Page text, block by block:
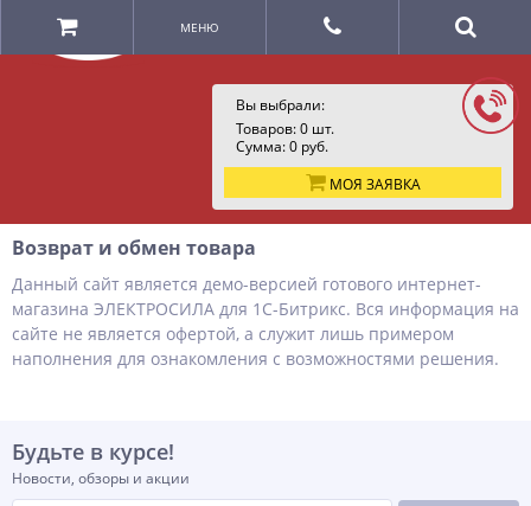
Вы выбрали:
Товаров:0 шт.
Сумма:0 руб.
МОЯ ЗАЯВКА
МЕНЮ
Возврат и обмен товара
Данный сайт является демо-версией готового интернет-
магазина ЭЛЕКТРОСИЛА для 1С-Битрикс. Вся информация на
сайте не является офертой, а служит лишь примером
наполнения для ознакомления с возможностями решения.
Будьте в курсе!
Новости, обзоры и акции